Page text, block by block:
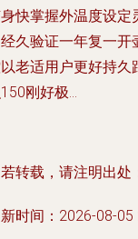
快掌握外温度设定
久验证一年复一开
老适用户更好持久
刚好极...
转载，请注明出
时间：2026-08-05